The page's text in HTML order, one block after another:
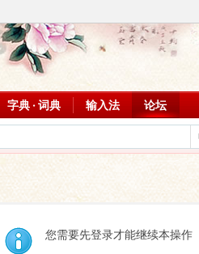
字典 · 词典 输入法 论坛
您需要先登录才能继续本操作